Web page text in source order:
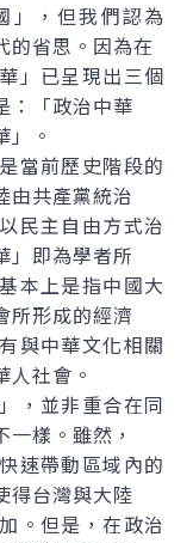
，但我們認為
的省思。因為在
」已呈現出三個
：「政治中華
。
前歷史階段的
由共產黨統治
民主自由方式治
」即為學者所
本上是指中國大
所形成的經濟
與中華文化相關
社會。
並非重合在同
樣。雖然，
速帶動區域內的
得台灣與大陸
。但是，在政治